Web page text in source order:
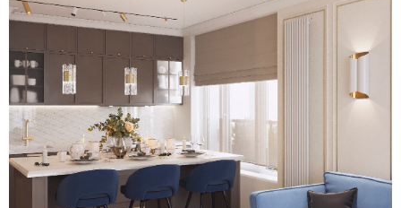
гармонично оформить
пространство. Подчёркнут и
пол. Он выполнен под светлое
дерево, что не перетягивает
внимание от меблировки и
деталей.
Яркие акцентирующие оттенки